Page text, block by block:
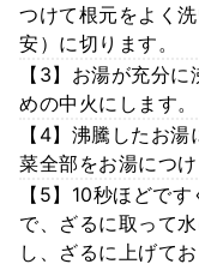
つけて根元をよく
安）に切ります。
【3】お湯が充分
めの中火にします。
【4】沸騰したお
菜全部をお湯につけ
【5】10秒ほどで
で、ざるに取って
し、ざるに上げてお